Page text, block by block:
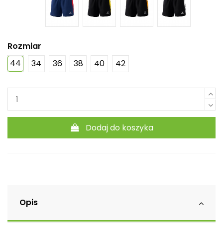
Rozmiar
44
34 36 38 40 42
Dodaj do koszyka
Opis